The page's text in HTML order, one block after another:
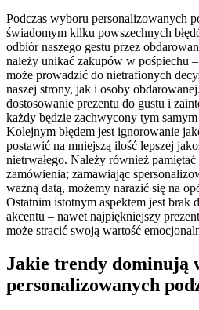
Podczas wyboru personalizowanych
świadomym kilku powszechnych
odbiór naszego gestu przez
należy unikać zakupów w pośpiechu
może prowadzić do nietrafionych
naszej strony, jak i osoby
dostosowanie prezentu do gustu i
każdy będzie zachwycony tym
Kolejnym błędem jest ignorowanie
postawić na mniejszą ilość lepszej
nietrwałego. Należy również
zamówienia; zamawiając
ważną datą, możemy narazić się na
Ostatnim istotnym aspektem jest brak
akcentu – nawet najpiękniejszy
może stracić swoją wartość
Jakie trendy dominują
personalizowanych